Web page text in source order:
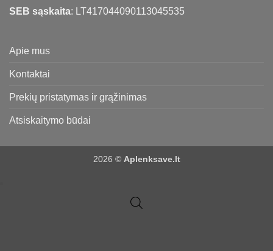
SEB sąskaita: LT417044090113045535
Apie mus
Kontaktai
Prekių pristatymas ir grąžinimas
Atsiskaitymo būdai
2026 © Aplenksave.lt